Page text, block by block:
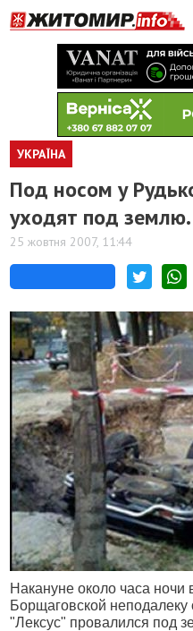
УКРАЇНА
Под носом у
уходят под
25 жовтня 2007, 11:44
Накануне около часа ночи
Борщаговской
"Лексус" провалился под